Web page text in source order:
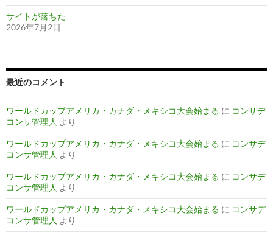
サイトが落ちた
2026年7月2日
最近のコメント
ワールドカップアメリカ・カナダ・メキシコ大会始まる に コンサデ
コンサ管理人 より
ワールドカップアメリカ・カナダ・メキシコ大会始まる に コンサデ
コンサ管理人 より
ワールドカップアメリカ・カナダ・メキシコ大会始まる に コンサデ
コンサ管理人 より
ワールドカップアメリカ・カナダ・メキシコ大会始まる に コンサデ
コンサ管理人 より